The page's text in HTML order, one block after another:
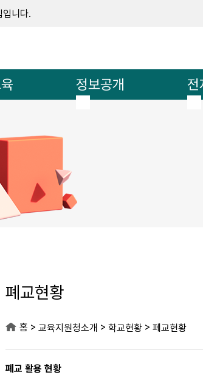
입니다.
정보공개 전
폐교현황
홈 > 교육지원청소개 > 학교현황 > 폐교현황
폐교 활용 현황